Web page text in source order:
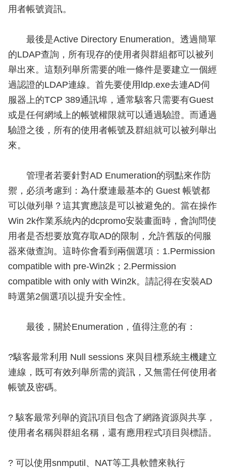
用者帳號資訊。
最後是Active Directory Enumeration。透過簡單
的LDAP查詢，所有現存的使用者與群組都可以被列
舉出來。這類列舉所需要的唯一條件是要建立一個經
過認證的LDAP連線。首先要使用ldp.exe去連AD伺
服器上的TCP 389通訊埠，通常駭客只需要有Guest
或是任何網域上的帳號權限就可以通過驗證。而通過
驗證之後，所有的使用者帳號及群組就可以被列舉出
來。
管理者若要針對AD Enumeration的弱點來作防
禦，必須考慮到：為什麼連最基本的 Guest 帳號都
可以做列舉？這其實應該是可以被避免的。當在操作
Win 2k作業系統內的dcpromo安裝畫面時，會詢問使
用者是否想要放寬存取AD的限制，允許舊版的伺服
器來做查詢。這時你會看到兩個選項：1.Permission
compatible with pre-Win2k；2.Permission
compatible with only with Win2k。請記得在安裝AD
時選第2個選項以提升安全性。
最後，關於Enumeration，值得注意的有：
?駭客最常利用 Null sessions 來與目標系統主機建立
連線，既可有效列舉所需的資訊，又無需任何使用者
帳號及密碼。
? 駭客最常列舉的資訊項目包含了網路資源與共享，
使用者名稱與群組名稱，還有應用程式項目與標語。
? 可以使用snmputil、NAT等工具軟體來執行